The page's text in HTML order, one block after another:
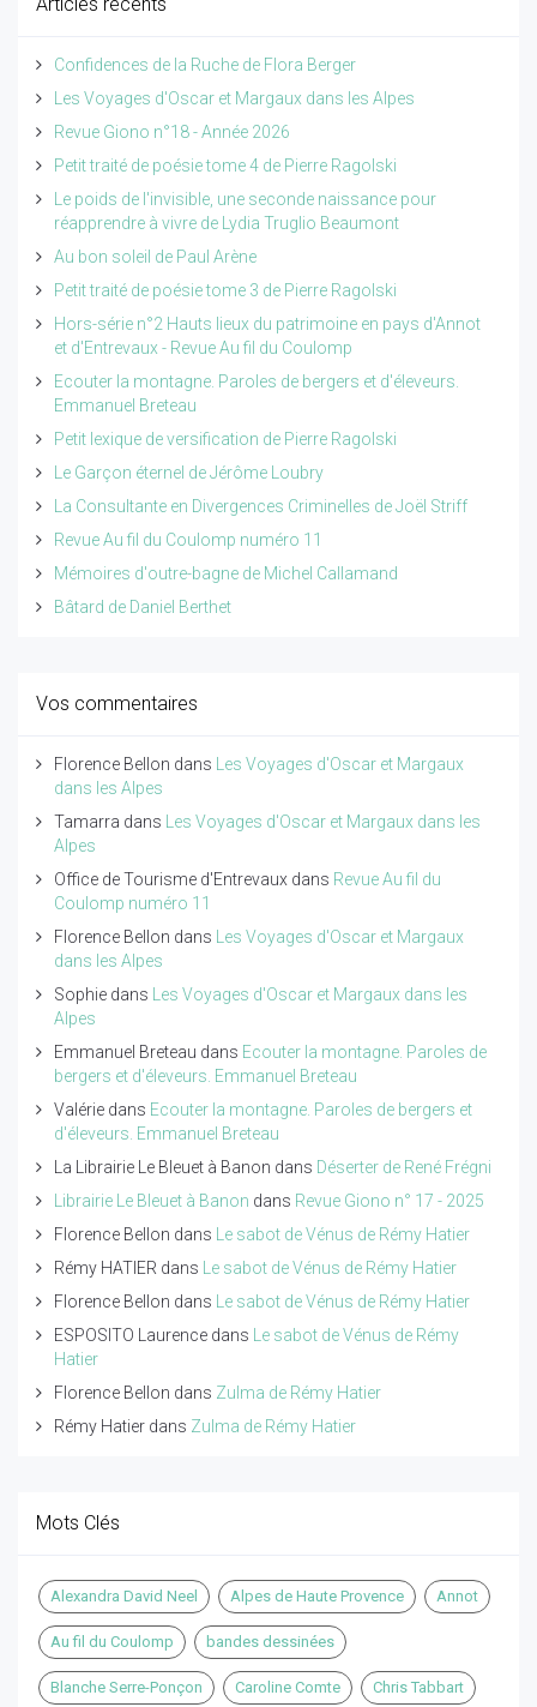
Confidences de la Ruche de Flora Berger
Les Voyages d'Oscar et Margaux dans les Alpes
Revue Giono n°18 - Année 2026
Petit traité de poésie tome 4 de Pierre Ragolski
Le poids de l'invisible, une seconde naissance pour
réapprendre à vivre de Lydia Truglio Beaumont
Au bon soleil de Paul Arène
Petit traité de poésie tome 3 de Pierre Ragolski
Hors-série n°2 Hauts lieux du patrimoine en pays d'Annot
et d'Entrevaux - Revue Au fil du Coulomp
Ecouter la montagne. Paroles de bergers et d'éleveurs.
Emmanuel Breteau
Petit lexique de versification de Pierre Ragolski
Le Garçon éternel de Jérôme Loubry
La Consultante en Divergences Criminelles de Joël Striff
Revue Au fil du Coulomp numéro 11
Mémoires d'outre-bagne de Michel Callamand
Bâtard de Daniel Berthet
Vos commentaires
Florence Bellon dans
Les Voyages d'Oscar et Margaux
dans les Alpes
Tamarra dans
Les Voyages d'Oscar et Margaux dans les
Alpes
Office de Tourisme d'Entrevaux dans Revue Au fil du
Coulomp numéro 11
Florence Bellon dans
Les Voyages d'Oscar et Margaux
dans les Alpes
Sophie dans
Les Voyages d'Oscar et Margaux dans les
Alpes
Emmanuel Breteau dans Ecouter la montagne. Paroles de
bergers et d'éleveurs. Emmanuel Breteau
Valérie dans Ecouter la montagne. Paroles de bergers et
d'éleveurs. Emmanuel Breteau
La Librairie Le Bleuet à Banon dans Déserter de René Frégni
Librairie Le Bleuet à Banon dans Revue Giono n° 17 - 2025
Florence Bellon dans
Le sabot de Vénus de Rémy Hatier
Rémy HATIER dans
Le sabot de Vénus de Rémy Hatier
Florence Bellon dans
Le sabot de Vénus de Rémy Hatier
ESPOSITO Laurence dans
Le sabot de Vénus de Rémy
Hatier
Florence Bellon dans Zulma de Rémy Hatier
Rémy Hatier dans Zulma de Rémy Hatier
Mots Clés
Alexandra David Neel Alpes de Haute Provence Annot
Au fil du Coulomp bandes dessinées
Blanche Serre-Ponçon Caroline Comte Chris Tabbart